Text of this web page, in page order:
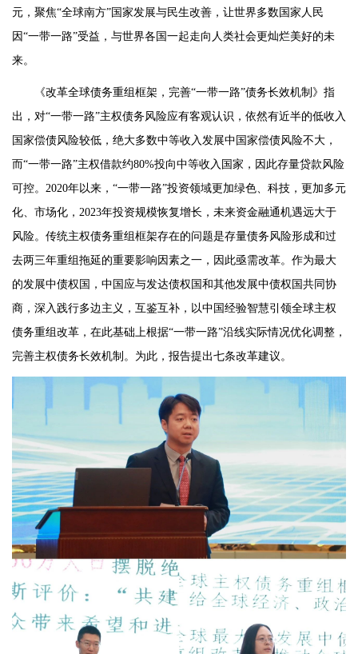
元，聚焦“全球南方”国家发展与民生改善，让世界多数国家人民
因“一带一路”受益，与世界各国一起走向人类社会更灿烂美好的未
来。
《改革全球债务重组框架，完善“一带一路”债务长效机制》指
出，对“一带一路”主权债务风险应有客观认识，依然有近半的低收入
国家偿债风险较低，绝大多数中等收入发展中国家偿债风险不大，
而“一带一路”主权借款约80%投向中等收入国家，因此存量贷款风险
可控。2020年以来，“一带一路”投资领域更加绿色、科技，更加多元
化、市场化，2023年投资规模恢复增长，未来资金融通机遇远大于
风险。传统主权债务重组框架存在的问题是存量债务风险形成和过
去两三年重组拖延的重要影响因素之一，因此亟需改革。作为最大
的发展中债权国，中国应与发达债权国和其他发展中债权国共同协
商，深入践行多边主义，互鉴互补，以中国经验智慧引领全球主权
债务重组改革，在此基础上根据“一带一路”沿线实际情况优化调整，
完善主权债务长效机制。为此，报告提出七条改革建议。